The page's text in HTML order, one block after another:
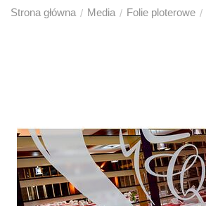
Strona główna / Media / Folie ploterowe /